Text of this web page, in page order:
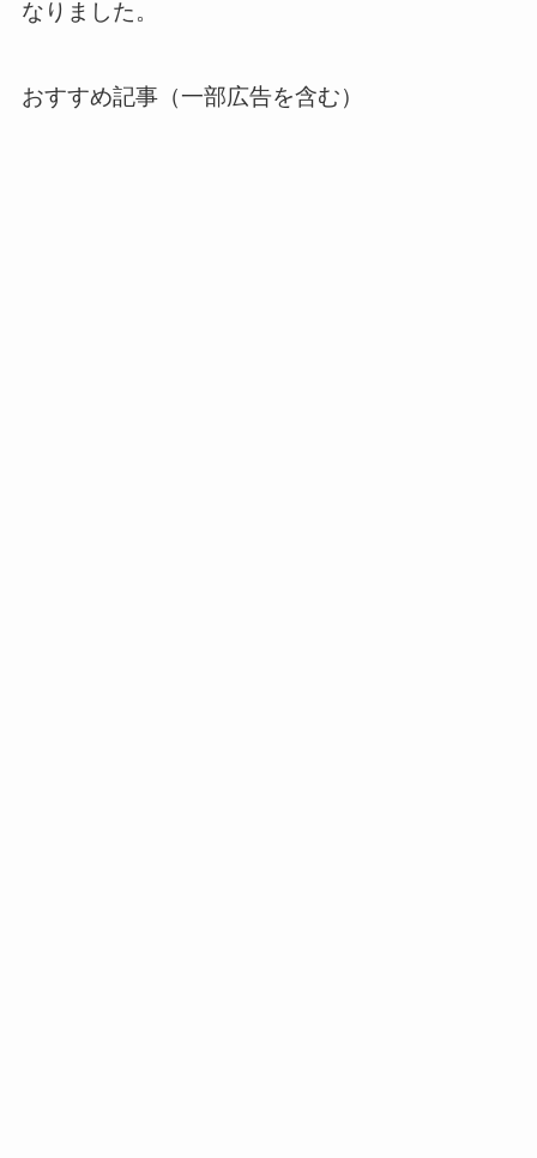
なりました。
おすすめ記事（一部広告を含む）